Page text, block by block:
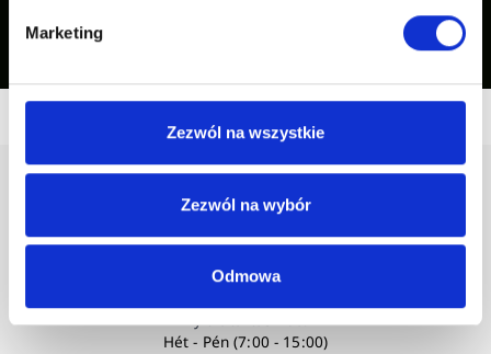
Marketing
Zezwól na wszystkie
Zezwól na wybór
Odmowa
Nyitvatartási idő:
Hét - Pén (7:00 - 15:00)